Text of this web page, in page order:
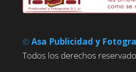
©Asa Publicidad y
Todos los derechos